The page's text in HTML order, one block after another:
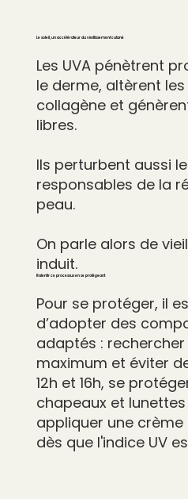
Le soleil, un accélérateur du vieillissement cutané
Les UVA pénètrent
le derme, altèrent
collagène et
libres.
Ils perturbent aussi
responsables de la
peau.
On parle alors de
induit.
Ralentir ce processus en se protégeant
Pour se protéger, il
d’adopter des
adaptés : rechercher
maximum et éviter
12h et 16h, se
chapeaux et
appliquer une crème
dès que l'indice UV